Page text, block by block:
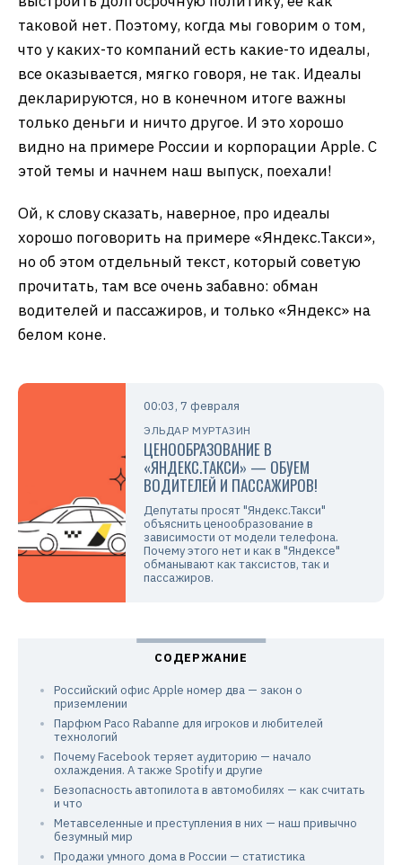
таковой нет. Поэтому, когда мы говорим о том,
что у каких-то компаний есть какие-то идеалы,
все оказывается, мягко говоря, не так. Идеалы
декларируются, но в конечном итоге важны
только деньги и ничто другое. И это хорошо
видно на примере России и корпорации Apple. С
этой темы и начнем наш выпуск, поехали!
Ой, к слову сказать, наверное, про идеалы
хорошо поговорить на примере «Яндекс.Такси»,
но об этом отдельный текст, который советую
прочитать, там все очень забавно: обман
водителей и пассажиров, и только «Яндекс» на
белом коне.
00:03, 7 февраля
ЭЛЬДАР МУРТАЗИН
ЦЕНООБРАЗОВАНИЕ В
«ЯНДЕКС.ТАКСИ» — ОБУЕМ
ВОДИТЕЛЕЙ И ПАССАЖИРОВ!
Депутаты просят "Яндекс.Такси"
объяснить ценообразование в
зависимости от модели телефона.
Почему этого нет и как в "Яндексе"
обманывают как таксистов, так и
пассажиров.
Российский офис Apple номер два — закон о
приземлении
Парфюм Paco Rabanne для игроков и любителей
технологий
Почему Facebook теряет аудиторию — начало
охлаждения. А также Spotify и другие
Безопасность автопилота в автомобилях — как считать
и что
Метавселенные и преступления в них — наш привычно
безумный мир
Продажи умного дома в России — статистика